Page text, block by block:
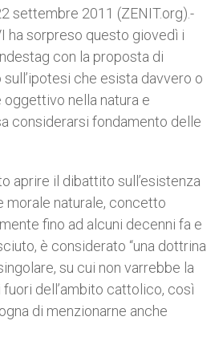
settembre 2011 (ZENIT.org).-
ha sorpreso questo giovedì i
con la proposta di
sull’ipotesi che esista davvero o
oggettivo nella natura e
considerarsi fondamento delle
aprire il dibattito sull’esistenza
morale naturale, concetto
fino ad alcuni decenni fa e
è considerato “una dottrina
su cui non varrebbe la
dell’ambito cattolico, così
di menzionarne anche